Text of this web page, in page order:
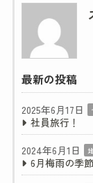
最新の投稿
2025年6月17日
社員旅行！
2024年6月1日
6月梅雨の季節